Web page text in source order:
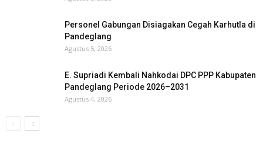
Personel Gabungan Disiagakan Cegah Karhutla di
Pandeglang
Agustus 5, 2026
E. Supriadi Kembali Nahkodai DPC PPP Kabupaten
Pandeglang Periode 2026–2031
Agustus 4, 2026